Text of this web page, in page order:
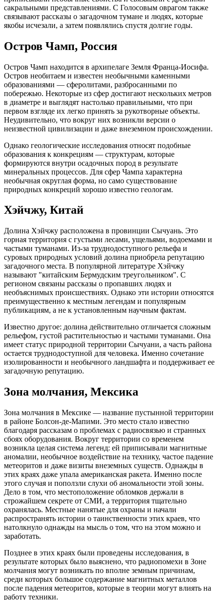
сакральными представлениями. С Голосовым оврагом также
связывают рассказы о загадочном тумане и людях, которые
якобы исчезали, а затем появлялись спустя долгие годы.
Остров Чамп, Россия
Остров Чамп находится в архипелаге Земля Франца-Иосифа.
Остров необитаем и известен необычными каменными
образованиями — сферолитами, разбросанными по
побережью. Некоторые из сфер достигают нескольких метров
в диаметре и выглядят настолько правильными, что при
первом взгляде их легко принять за рукотворные объекты.
Неудивительно, что вокруг них возникли версии о
неизвестной цивилизации и даже внеземном происхождении.
Однако геологические исследования относят подобные
образования к конкрециям — структурам, которые
формируются внутри осадочных пород в результате
минеральных процессов. Для сфер Чампа характерна
необычная округлая форма, но само существование
природных конкреций хорошо известно геологам.
Хэйчжу, Китай
Долина Хэйчжу расположена в провинции Сычуань. Это
горная территория с густыми лесами, ущельями, водоемами и
частыми туманами. Из-за труднодоступного рельефа и
суровых природных условий долина приобрела репутацию
загадочного места. В популярной литературе Хэйчжу
называют "китайским Бермудским треугольником". С
регионом связаны рассказы о пропавших людях и
необъяснимых происшествиях. Однако эти истории относятся
преимущественно к местным легендам и популярным
публикациям, а не к установленным научным фактам.
Известно другое: долина действительно отличается сложным
рельефом, густой растительностью и частыми туманами. Она
имеет статус природной территории Сычуани, а часть района
остается труднодоступной для человека. Именно сочетание
изолированности и необычного ландшафта и поддерживает ее
загадочную репутацию.
Зона молчания, Мексика
Зона молчания в Мексике — название пустынной территории
в районе Болсон-де-Мапими. Это место стало известно
благодаря рассказам о проблемах с радиосвязью и странных
сбоях оборудования. Вокруг территории со временем
возникла целая система легенд: ей приписывали магнитные
аномалии, необычное воздействие на технику, частое падение
метеоритов и даже визиты внеземных существ. Однажды в
этих краях даже упала американская ракета. Именно после
этого случая и поползли слухи об аномальности этой зоны.
Дело в том, что местоположение обломков держали в
строжайшем секрете от СМИ, а территория тщательно
охранялась. Местные нанятые для охраны и начали
распространять истории о таинственности этих краев, что
натолкнуло однажды на мысль о том, что на этом можно и
заработать.
Позднее в этих краях были проведены исследования, в
результате которых было выяснено, что радиопомехи в Зоне
молчания могут возникать по вполне земным причинам,
среди которых большое содержание магнитных металлов
после падения метеоритов, которые в теории могут влиять на
работу техники.